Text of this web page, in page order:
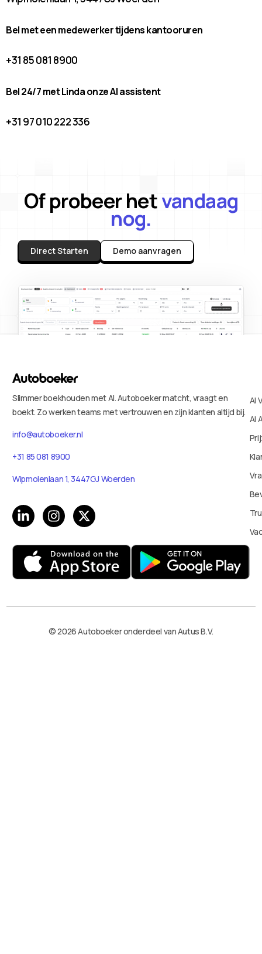
Bel met een medewerker tijdens kantooruren
+31 85 081 8900
Bel 24/7 met Linda onze AI assistent
+31 97 010 222 336
Of probeer hetvandaag
nog.
Direct Starten Demo aanvragen
Slimmer boekhouden met AI. Autoboeker matcht, vraagt en
boekt. Zo werken teams met vertrouwen en zijn klanten altijd bij.
info@autoboeker.nl
+31 85 081 8900
Wipmolenlaan 1, 3447GJ Woerden
AI
AI
© 2026 Autoboeker onderdeel van Autus B.V.